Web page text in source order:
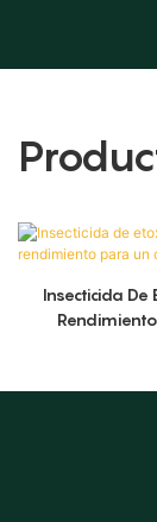
Insecticida De